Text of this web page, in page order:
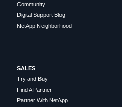
Community
Digital Support Blog
NetApp Neighborhood
SALES
Try and Buy
Find A Partner
Partner With NetApp